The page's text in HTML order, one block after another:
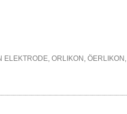
ELEKTRODE, ORLIKON, ÖERLIKON,